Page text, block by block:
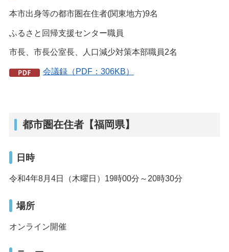
本市出身等の都市圏在住者(関東地方)9名
ふるさと回帰支援センター職員
市長、市長公室長、人口減少対策本部職員2名
会議録（PDF：306KB）
都市圏在住者【福岡県】
日時
令和4年8月4日（木曜日）19時00分～20時30分
場所
オンライン開催